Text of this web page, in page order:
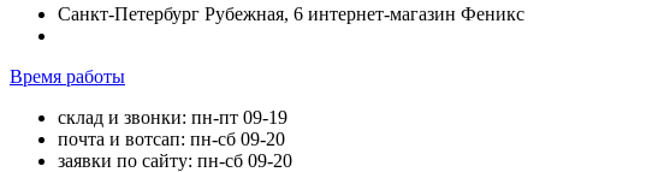
Санкт-Петербург Рубежная, 6 интернет-магазин Феникс
Время работы
склад и звонки: пн-пт 09-19
почта и вотсап: пн-сб 09-20
заявки по сайту: пн-сб 09-20